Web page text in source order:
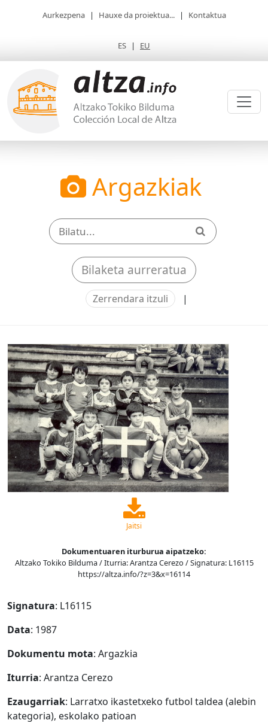
Aurkezpena | Hauxe da proiektua... | Kontaktua
ES | EU
Argazkiak
Bilaketa aurreratua
Zerrendara itzuli |
Jaitsi
Dokumentuaren iturburua aipatzeko:
Altzako Tokiko Bilduma / Iturria: Arantza Cerezo / Signatura: L16115
https://altza.info/?z=3&x=16114
Signatura: L16115
Data: 1987
Dokumentu mota: Argazkia
Iturria: Arantza Cerezo
Ezaugarriak: Larratxo ikastetxeko futbol taldea (alebin
kategoria), eskolako patioan